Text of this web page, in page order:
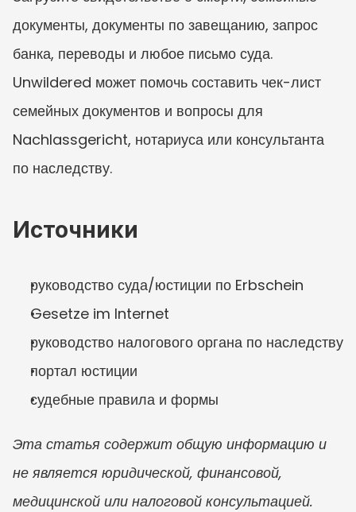
документы, документы по завещанию, запрос
банка, переводы и любое письмо суда.
Unwildered может помочь составить чек-лист
семейных документов и вопросы для
Nachlassgericht, нотариуса или консультанта
по наследству.
Источники
руководство суда/юстиции по Erbschein
Gesetze im Internet
руководство налогового органа по наследству
портал юстиции
судебные правила и формы
Эта статья содержит общую информацию и
не является юридической, финансовой,
медицинской или налоговой консультацией.